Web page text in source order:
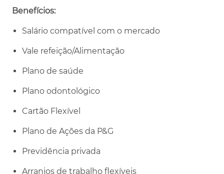
Benefícios:
Salário compatível com o mercado
Vale refeição/Alimentação
Plano de saúde
Plano odontológico
Cartão Flexível
Plano de Ações da P&G
Previdência privada
Arranjos de trabalho flexíveis